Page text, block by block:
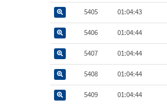
5405 01:04:43
5406 01:04:44
5407 01:04:44
5408 01:04:44
5409 01:04:44